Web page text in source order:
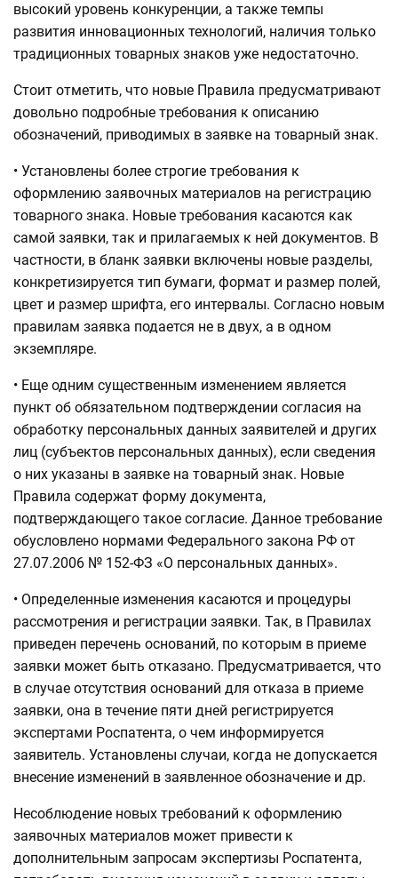
высокий уровень конкуренции, а также темпы
развития инновационных технологий, наличия только
традиционных товарных знаков уже недостаточно.
Стоит отметить, что новые Правила предусматривают
довольно подробные требования к описанию
обозначений, приводимых в заявке на товарный знак.
• Установлены более строгие требования к
оформлению заявочных материалов на регистрацию
товарного знака. Новые требования касаются как
самой заявки, так и прилагаемых к ней документов. В
частности, в бланк заявки включены новые разделы,
конкретизируется тип бумаги, формат и размер полей,
цвет и размер шрифта, его интервалы. Согласно новым
правилам заявка подается не в двух, а в одном
экземпляре.
• Еще одним существенным изменением является
пункт об обязательном подтверждении согласия на
обработку персональных данных заявителей и других
лиц (субъектов персональных данных), если сведения
о них указаны в заявке на товарный знак. Новые
Правила содержат форму документа,
подтверждающего такое согласие. Данное требование
обусловлено нормами Федерального закона РФ от
27.07.2006 № 152-ФЗ «О персональных данных».
• Определенные изменения касаются и процедуры
рассмотрения и регистрации заявки. Так, в Правилах
приведен перечень оснований, по которым в приеме
заявки может быть отказано. Предусматривается, что
в случае отсутствия оснований для отказа в приеме
заявки, она в течение пяти дней регистрируется
экспертами Роспатента, о чем информируется
заявитель. Установлены случаи, когда не допускается
внесение изменений в заявленное обозначение и др.
Несоблюдение новых требований к оформлению
заявочных материалов может привести к
дополнительным запросам экспертизы Роспатента,